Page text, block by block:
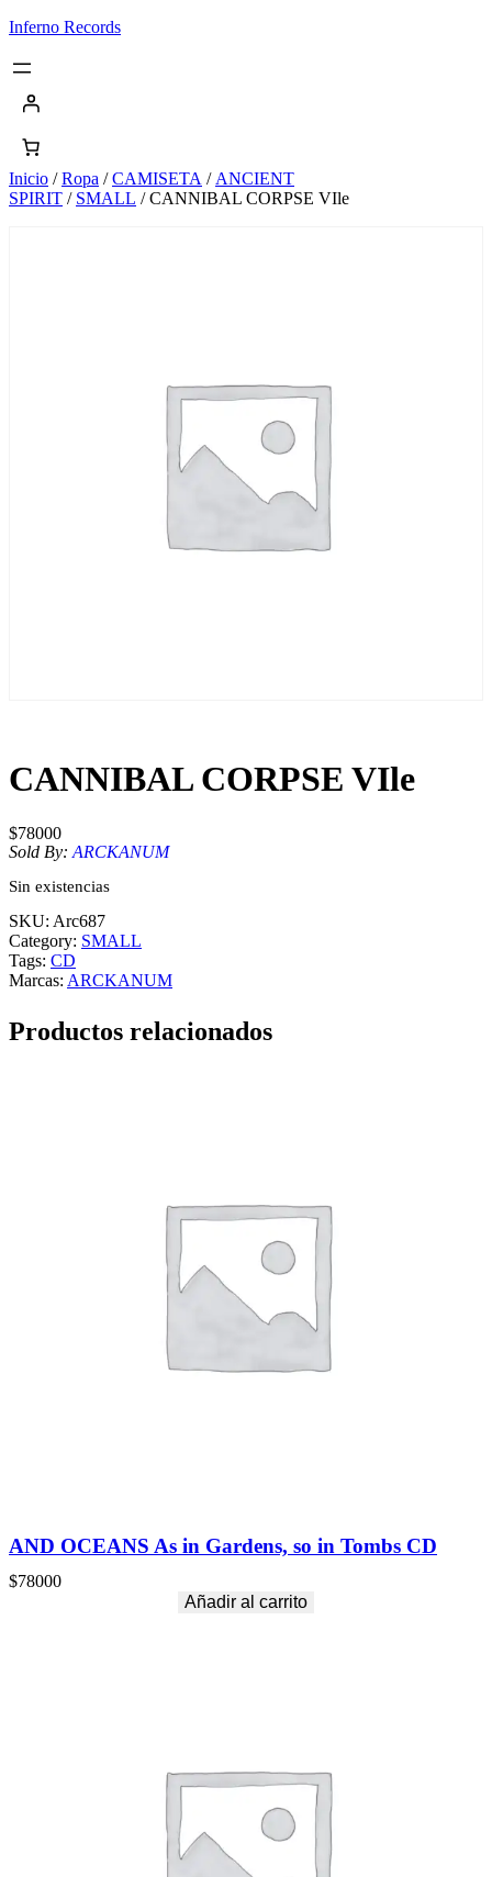
Saltar
contenido
Inferno Records
Inicio /Ropa /CAMISETA / ANCIENT
SPIRIT / SMALL / CANNIBAL CORPSE VIle
CANNIBAL CORPSE VIle
$78000
Sold By: ARCKANUM
Sin existencias
SKU: Arc687
Category: SMALL
Tags: CD
Marcas: ARCKANUM
Productos relacionados
AND OCEANS As in Gardens, so in Tombs CD
$78000
Añadir al carrito